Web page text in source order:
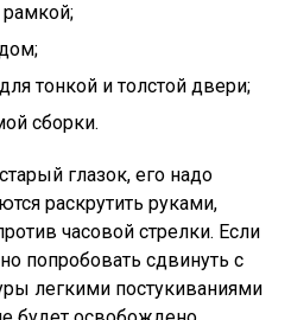
тонкой и толстой двери;
сборки.
глазок, его надо
раскрутить руками,
часовой стрелки. Если
попробовать сдвинуть с
легкими постукиваниями